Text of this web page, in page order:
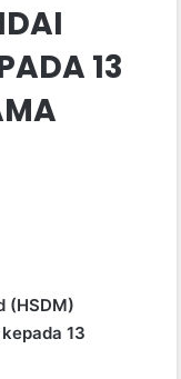
13
(HSDM)
13